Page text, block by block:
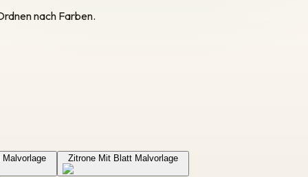
nach Farben.
Malvorlage Zitrone Mit Blatt Malvorlage